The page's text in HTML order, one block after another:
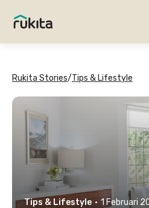
Rukita Stories/Tips & Lifestyle
Tips & Lifestyle · 1 Februari